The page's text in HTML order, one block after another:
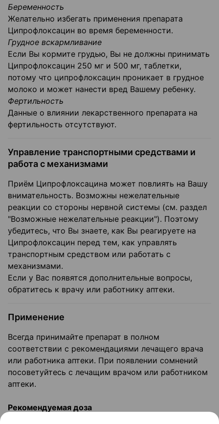
Беременность
Желательно избегать применения препарата
Ципрофлоксацин во время беременности.
Грудное вскармливание
Если Вы кормите грудью, Вы не должны принимать
Ципрофлоксацин 250 мг и 500 мг, таблетки,
потому что ципрофлоксацин проникает в грудное
молоко и может нанести вред Вашему ребенку.
Фертильность
Данные о влиянии лекарственного препарата на
фертильность отсутствуют.
Управление транспортными средствами и
работа с механизмами
Приём Ципрофлоксацина может повлиять на Вашу
внимательность. Возможны нежелательные
реакции со стороны нервной системы (см. раздел
"Возможные нежелательные реакции"). Поэтому
убедитесь, что Вы знаете, как Вы реагируете на
Ципрофлоксацин перед тем, как управлять
транспортным средством или работать с
механизмами.
Если у Вас появятся дополнительные вопросы,
обратитесь к врачу или работнику аптеки.
Применение
Всегда принимайте препарат в полном
соответствии с рекомендациями лечащего врача
или работника аптеки. При появлении сомнений
посоветуйтесь с лечащим врачом или работником
аптеки.
Рекомендуемая доза